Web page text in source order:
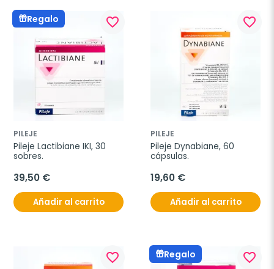
Regalo favorite_border
PILEJE
Pileje Lactibiane IKI, 30
sobres.
39,50 €
Añadir al carrito
favorite_border
PILEJE
Pileje Dynabiane, 60
cápsulas.
19,60 €
Añadir al carrito
favorite_border Regalo favorite_border